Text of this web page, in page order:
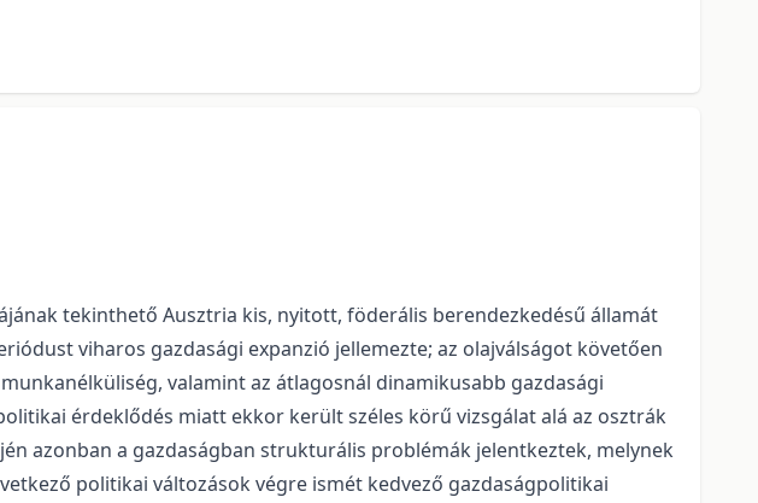
tekinthető Ausztria kis, nyitott, föderális berendezkedésű államát
viharos gazdasági expanzió jellemezte; az olajválságot követően
valamint az átlagosnál dinamikusabb gazdasági
érdeklődés miatt ekkor került széles körű vizsgálat alá az osztrák
azonban a gazdaságban strukturális problémák jelentkeztek, melynek
politikai változások végre ismét kedvező gazdaságpolitikai